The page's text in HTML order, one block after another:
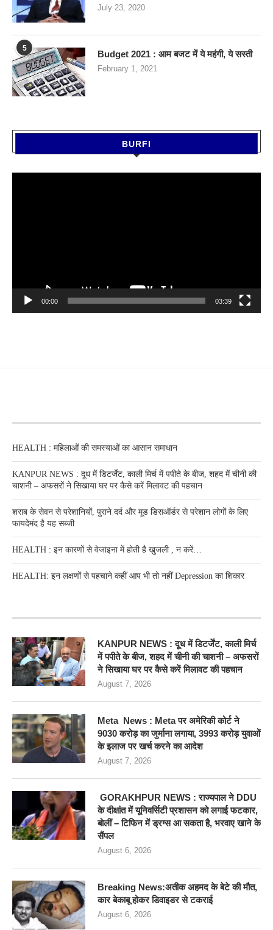
July 23, 2020
5
Budget 2021 : आम बजट में ये महंगी, ये सस्‍ती
February 1, 2021
BURFI
00:00 03:39
HEALTH : महिलाओं की समस्‍याओं का आसान समाधान
KANPUR NEWS : दूध में डिटर्जेंट, काली मिर्च में पपीते के बीज, शहद में चीनी की
चाशनी – अफसरों ने सिखाया घर पर कैसे करें मिलावट की पहचान
शराब के सेवन से परेशानियों, पुराने दर्द और मूड डिसऑर्डर से परेशान लोगों के लिए
फायदेमंद है यह सब्जी
HEALTH : इन कारणों से वेजाइना में होती है खुजली , न करें…
HEALTH: इन लक्षणों से पहचाने कहीं आप भी तो नहीं Depression का शिकार
KANPUR NEWS : दूध में डिटर्जेंट, काली मिर्च
में पपीते के बीज, शहद में चीनी की चाशनी – अफसरों
ने सिखाया घर पर कैसे करें मिलावट की पहचान
August 7, 2026
Meta News : Meta पर अमेरिकी कोर्ट ने
9030 करोड़ का जुर्माना लगाया, 3993 करोड़ युवाओं
के इलाज पर खर्च करने का आदेश
August 7, 2026
GORAKHPUR NEWS : राज्यपाल ने DDU
के दीक्षांत में यूनिवर्सिटी प्रशासन को लगाई फटकार,
बोलीं – टिफिन में ड्रग्स आ सकता है, भरवाए खाने के
सैंपल
August 6, 2026
Breaking News:अतीक अहमद के बेटे की मौत,
कार बेकाबू होकर डिवाइडर से टकराई
August 6, 2026